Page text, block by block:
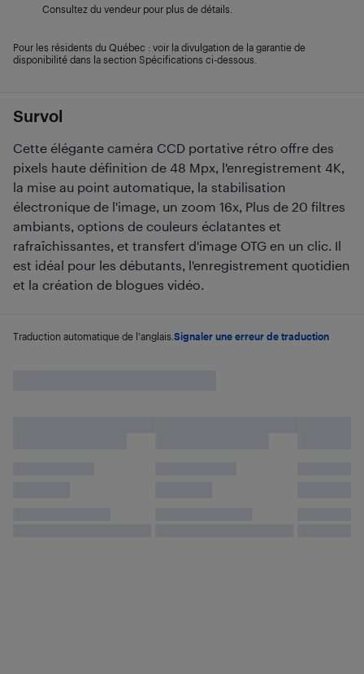
Survol
Cette élégante caméra CCD portative rétro offre des
pixels haute définition de 48 Mpx, l'enregistrement 4K,
la mise au point automatique, la stabilisation
électronique de l'image, un zoom 16x, Plus de 20 filtres
ambiants, options de couleurs éclatantes et
rafraîchissantes, et transfert d'image OTG en un clic. Il
est idéal pour les débutants, l'enregistrement quotidien
et la création de blogues vidéo.
Traduction automatique de l'anglais. Signaler une erreur de traduction
Consultez du vendeur pour plus de détails.
Pour les résidents du Québec : voir la divulgation de la garantie de
disponibilité dans la section Spécifications ci-dessous.